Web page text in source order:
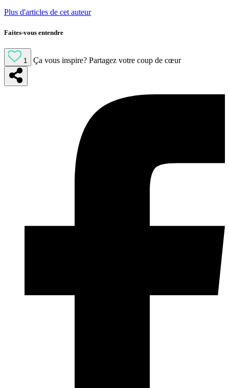
Plus d'articles de cet auteur
Faites-vous entendre
1 Ça vous inspire? Partagez votre coup de cœur